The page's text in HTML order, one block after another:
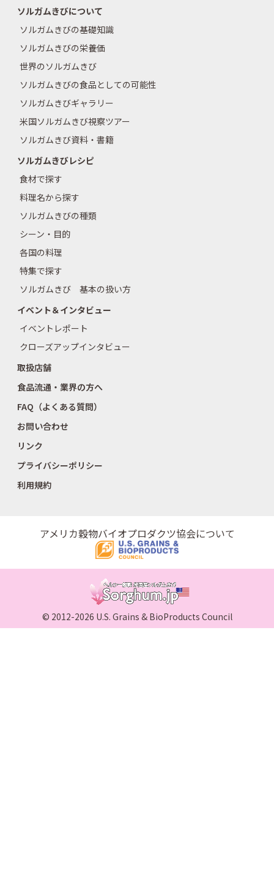
ソルガムきびについて
ソルガムきびの基礎知識
ソルガムきびの栄養価
世界のソルガムきび
ソルガムきびの食品としての可能性
ソルガムきびギャラリー
米国ソルガムきび視察ツアー
ソルガムきび資料・書籍
ソルガムきびレシピ
食材で探す
料理名から探す
ソルガムきびの種類
シーン・目的
各国の料理
特集で探す
ソルガムきび 基本の扱い方
イベント＆インタビュー
イベントレポート
クローズアップインタビュー
取扱店舗
食品流通・業界の方へ
FAQ（よくある質問）
お問い合わせ
リンク
プライバシーポリシー
利用規約
アメリカ穀物バイオプロダクツ協会について
© 2012-2026 U.S. Grains & BioProducts Council